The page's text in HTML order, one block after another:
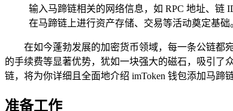
输入马蹄链相关的网络信息，如 RPC 地址、链
在马蹄链上进行资产存储、交易等活动奠定基础
在如今蓬勃发展的加密货币领域，每一条公链都
的手续费等显著优势，犹如一块强大的磁石，吸引了
链，将为你详细且全面地介绍 imToken 钱包添加马蹄
准备工作